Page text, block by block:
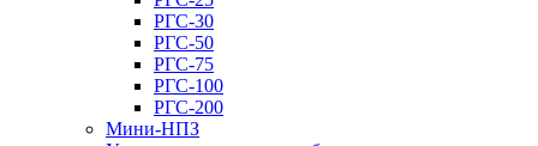
РГС-30
РГС-50
РГС-75
РГС-100
РГС-200
Мини-НПЗ